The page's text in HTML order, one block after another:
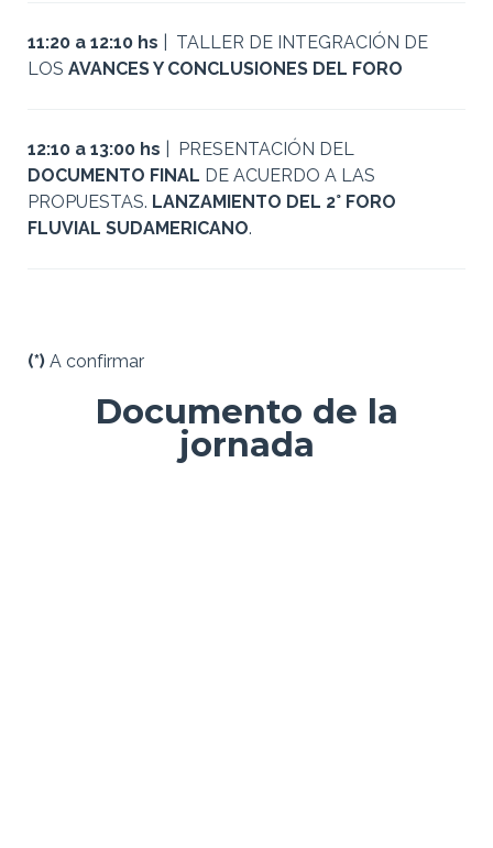
11:20 a 12:10 hs | TALLER DE INTEGRACIÓN DE
LOS AVANCES Y CONCLUSIONES DEL FORO
12:10 a 13:00 hs | PRESENTACIÓN DEL
DOCUMENTO FINAL DE ACUERDO A LAS
PROPUESTAS. LANZAMIENTO DEL 2° FORO
FLUVIAL SUDAMERICANO.
(*) A confirmar
Documento de la
jornada